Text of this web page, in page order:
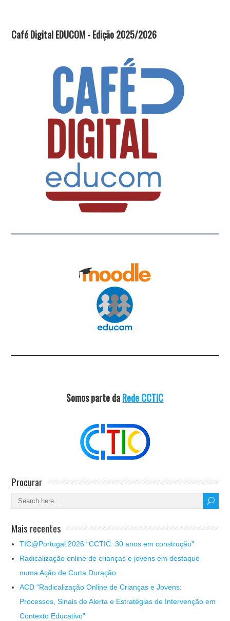
Café Digital EDUCOM - Edição 2025/2026
Somos parte daRede CCTIC
Procurar
Mais recentes
TIC@Portugal 2026 “CCTIC: 30 anos em construção”
Radicalização online de crianças e jovens em destaque
numa Ação de Curta Duração
ACD “Radicalização Online de Crianças e Jovens:
Processos, Sinais de Alerta e Estratégias de Intervenção em
Contexto Educativo”